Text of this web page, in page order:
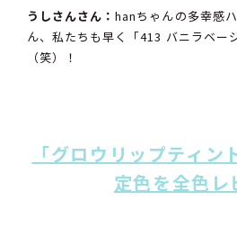
うしさんさん：hanちゃんの多幸感
ん、私たちも早く「413 バニラベー
（笑）！
「グロウリップティ
定色を全色レ